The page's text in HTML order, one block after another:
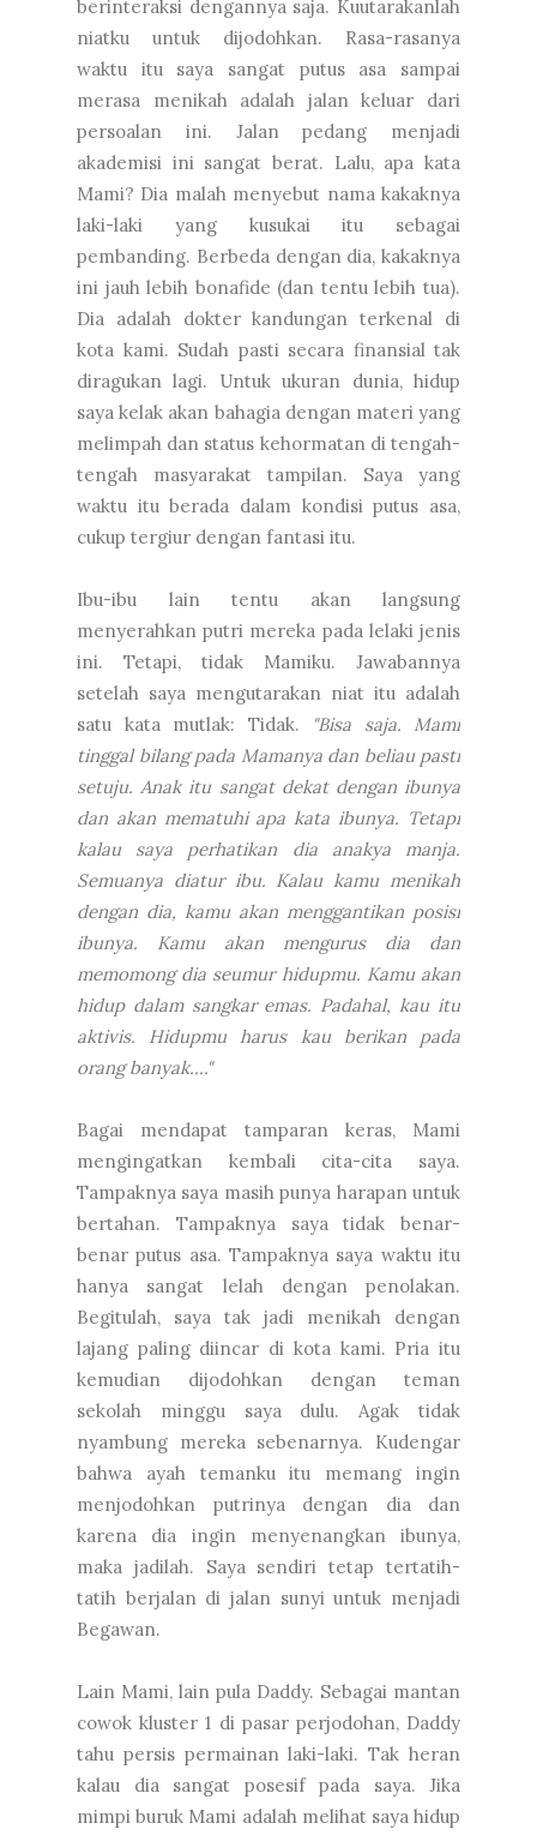
berinteraksi dengannya saja. Kuutarakanlah
niatku untuk dijodohkan. Rasa-rasanya
waktu itu saya sangat putus asa sampai
merasa menikah adalah jalan keluar dari
persoalan ini. Jalan pedang menjadi
akademisi ini sangat berat. Lalu, apa kata
Mami? Dia malah menyebut nama kakaknya
laki-laki yang kusukai itu sebagai
pembanding. Berbeda dengan dia, kakaknya
ini jauh lebih bonafide (dan tentu lebih tua).
Dia adalah dokter kandungan terkenal di
kota kami. Sudah pasti secara finansial tak
diragukan lagi. Untuk ukuran dunia, hidup
saya kelak akan bahagia dengan materi yang
melimpah dan status kehormatan di tengah-
tengah masyarakat tampilan. Saya yang
waktu itu berada dalam kondisi putus asa,
cukup tergiur dengan fantasi itu.
Ibu-ibu lain tentu akan langsung
menyerahkan putri mereka pada lelaki jenis
ini. Tetapi, tidak Mamiku. Jawabannya
setelah saya mengutarakan niat itu adalah
satu kata mutlak: Tidak.
"Bisa saja. Mami
tinggal bilang pada Mamanya dan beliau pasti
setuju. Anak itu sangat dekat dengan ibunya
dan akan mematuhi apa kata ibunya. Tetapi
kalau saya perhatikan dia anakya manja.
Semuanya diatur ibu. Kalau kamu menikah
dengan dia, kamu akan menggantikan posisi
ibunya. Kamu akan mengurus dia dan
memomong dia seumur hidupmu. Kamu akan
hidup dalam sangkar emas. Padahal, kau itu
aktivis. Hidupmu harus kau berikan pada
orang banyak...."
Bagai mendapat tamparan keras, Mami
mengingatkan kembali cita-cita saya.
Tampaknya saya masih punya harapan untuk
bertahan. Tampaknya saya tidak benar-
benar putus asa. Tampaknya saya waktu itu
hanya sangat lelah dengan penolakan.
Begitulah, saya tak jadi menikah dengan
lajang paling diincar di kota kami. Pria itu
kemudian dijodohkan dengan teman
sekolah minggu saya dulu. Agak tidak
nyambung mereka sebenarnya. Kudengar
bahwa ayah temanku itu memang ingin
menjodohkan putrinya dengan dia dan
karena dia ingin menyenangkan ibunya,
maka jadilah. Saya sendiri tetap tertatih-
tatih berjalan di jalan sunyi untuk menjadi
Begawan.
Lain Mami, lain pula Daddy. Sebagai mantan
cowok kluster 1 di pasar perjodohan, Daddy
tahu persis permainan laki-laki. Tak heran
kalau dia sangat posesif pada saya. Jika
mimpi buruk Mami adalah melihat saya hidup